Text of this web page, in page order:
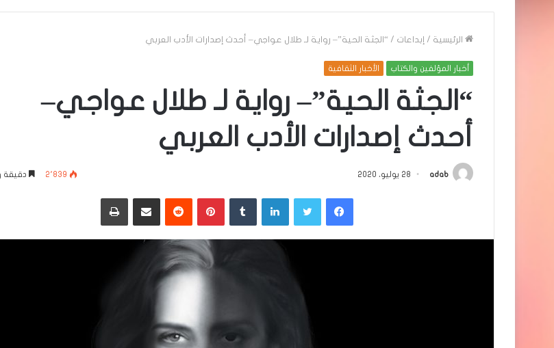
الرئيسية / إبداعات / “الجثة الحية”– رواية لـ طلال عواجي– أحدث إصدارات الأدب العربي
أخبار المؤلفين والكتاب الأخبار الثقافية
“الجثة الحية”– رواية لـ طلال عواجي–
أحدث إصدارات الأدب العربي
adab 28 يوليو، 2020 2٬839 دقيقة
فيسبوكتويتر لينكدإن ‏Tumblr بينتيريست
‏Reddit مشاركة عبر البريد طباعة